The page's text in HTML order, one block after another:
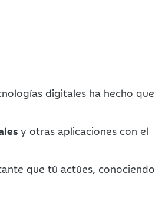
digitales ha hecho que
y otras aplicaciones con el
que tú actúes, conociendo